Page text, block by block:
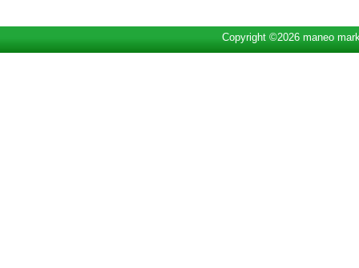
Copyright ©2026 maneo